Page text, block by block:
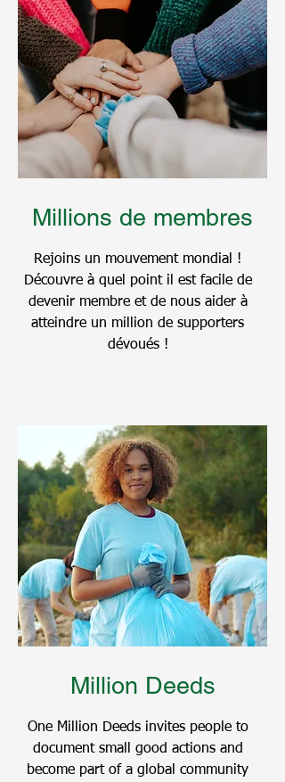
Millions de membres
Rejoins un mouvement mondial !
Découvre à quel point il est facile de
devenir membre et de nous aider à
atteindre un million de supporters
dévoués !
Million Deeds
One Million Deeds invites people to
document small good actions and
become part of a global community